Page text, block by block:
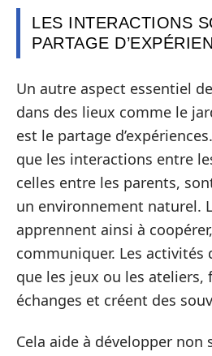
LES INTERACTIONS
PARTAGE
Un autre aspect essentiel
dans des lieux comme le
est le partage d’expériences.
que les interactions entre
celles entre les parents,
un environnement naturel.
apprennent ainsi à
communiquer. Les activités
que les jeux ou les ateliers,
échanges et créent des
Cela aide à développer non